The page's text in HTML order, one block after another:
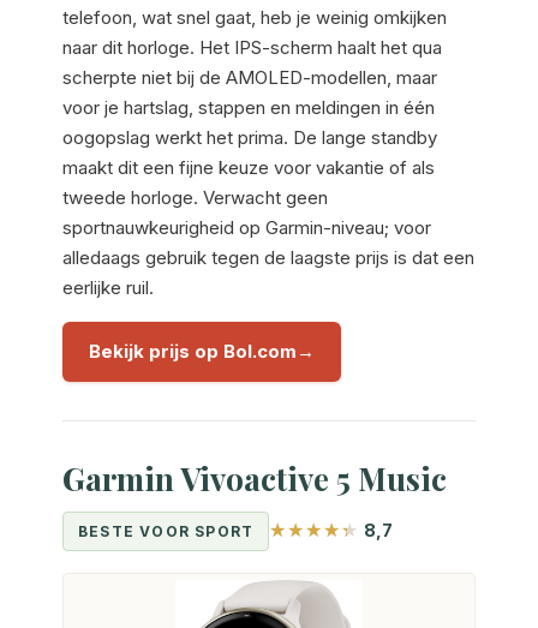
telefoon, wat snel gaat, heb je weinig omkijken
naar dit horloge. Het IPS-scherm haalt het qua
scherpte niet bij de AMOLED-modellen, maar
voor je hartslag, stappen en meldingen in één
oogopslag werkt het prima. De lange standby
maakt dit een fijne keuze voor vakantie of als
tweede horloge. Verwacht geen
sportnauwkeurigheid op Garmin-niveau; voor
alledaags gebruik tegen de laagste prijs is dat een
eerlijke ruil.
Bekijk prijs op Bol.com
Garmin Vivoactive 5 Music
BESTE VOOR SPORT 8,7